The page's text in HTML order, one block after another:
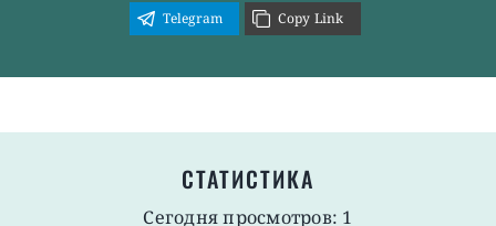
Telegram
Copy Link
СТАТИСТИКА
Сегодня просмотров: 1